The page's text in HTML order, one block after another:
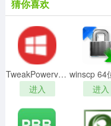
地寻找适宜的工作中
找工作难。
猜你喜欢
TweakPowerv1.051破解版
进入
进入